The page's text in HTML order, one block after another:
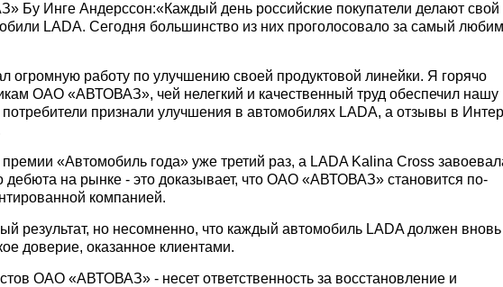
Бу Инге Андерссон:«Каждый день российские покупатели делают свой
LADA. Сегодня большинство из них проголосовало за самый
работу по улучшению своей продуктовой линейки. Я горячо
ОАО «АВТОВАЗ», чей нелегкий и качественный труд обеспечил нашу
признали улучшения в автомобилях LADA, а отзывы в
«Автомобиль года» уже третий раз, а LADA Kalina Cross
дебюта на рынке - это доказывает, что ОАО «АВТОВАЗ» становится по-
компанией.
результат, но несомненно, что каждый автомобиль LADA должен вновь
доверие, оказанное клиентами.
ОАО «АВТОВАЗ» - несет ответственность за восстановление и